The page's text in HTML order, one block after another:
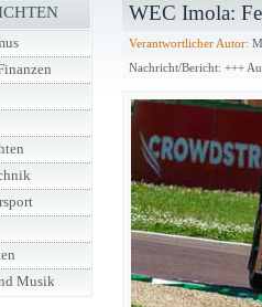
WEC Imola:
Verantwortlicher Autor:
Nachricht/Bericht: +++
Musik